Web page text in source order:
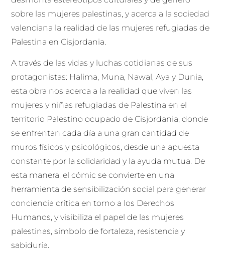
sobre las mujeres palestinas, y acerca a la sociedad
valenciana la realidad de las mujeres refugiadas de
Palestina en Cisjordania.
A través de las vidas y luchas cotidianas de sus
protagonistas: Halima, Muna, Nawal, Aya y Dunia,
esta obra nos acerca a la realidad que viven las
mujeres y niñas refugiadas de Palestina en el
territorio Palestino ocupado de Cisjordania, donde
se enfrentan cada día a una gran cantidad de
muros físicos y psicológicos, desde una apuesta
constante por la solidaridad y la ayuda mutua. De
esta manera, el cómic se convierte en una
herramienta de sensibilización social para generar
conciencia crítica en torno a los Derechos
Humanos, y visibiliza el papel de las mujeres
palestinas, símbolo de fortaleza, resistencia y
sabiduría.